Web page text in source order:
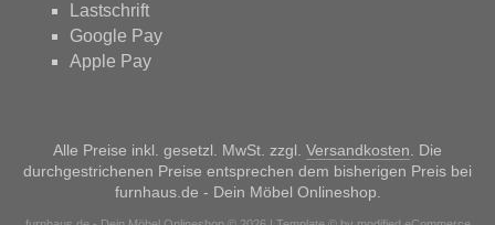
Lastschrift
Google Pay
Apple Pay
Alle Preise inkl. gesetzl. MwSt. zzgl. Versandkosten. Die
durchgestrichenen Preise entsprechen dem bisherigen Preis bei
furnhaus.de - Dein Möbel Onlineshop.